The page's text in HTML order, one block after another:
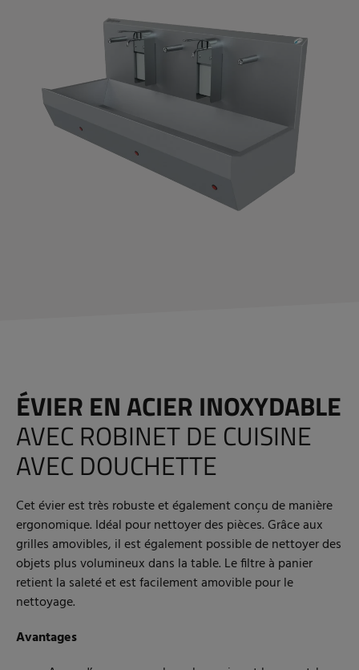
ÉVIER EN ACIER INOXYDABLE
AVEC ROBINET DE CUISINE
AVEC DOUCHETTE
Cet évier est très robuste et également conçu de manière
ergonomique. Idéal pour nettoyer des pièces. Grâce aux
grilles amovibles, il est également possible de nettoyer des
objets plus volumineux dans la table. Le filtre à panier
retient la saleté et est facilement amovible pour le
nettoyage.
Avantages